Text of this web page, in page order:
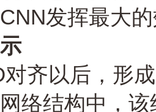
发挥最大
齐以后，形
络结构中，